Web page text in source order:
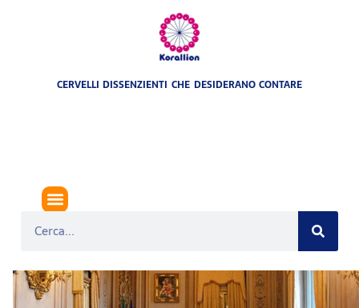
CERVELLI DISSENZIENTI CHE DESIDERANO CONTARE